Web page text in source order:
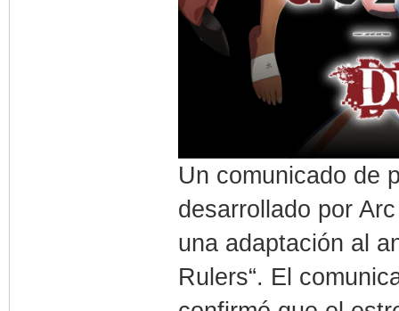
Un comunicado de
desarrollado por
una adaptación al
Rulers“. El